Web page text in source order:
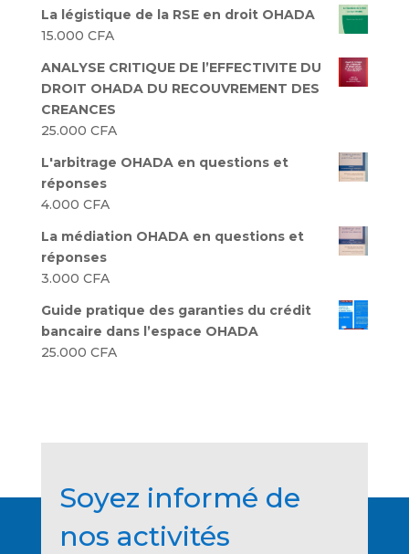
La légistique de la RSE en droit OHADA
15.000 CFA
ANALYSE CRITIQUE DE l’EFFECTIVITE DU
DROIT OHADA DU RECOUVREMENT DES
CREANCES
25.000 CFA
L'arbitrage OHADA en questions et
réponses
4.000 CFA
La médiation OHADA en questions et
réponses
3.000 CFA
Guide pratique des garanties du crédit
bancaire dans l’espace OHADA
25.000 CFA
Soyez informé de
nos activités